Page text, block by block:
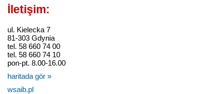
İletişim:
ul. Kielecka 7
81-303 Gdynia
tel. 58 660 74 00
tel. 58 660 74 10
pon-pt. 8.00-16.00
haritada gör »
wsaib.pl